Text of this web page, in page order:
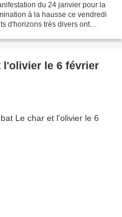
du 24 janvier pour la
à la hausse ce vendredi
d'horizons très divers ont
l'olivier le 6 février